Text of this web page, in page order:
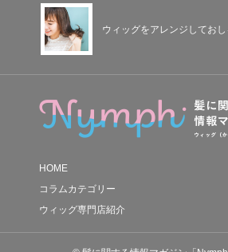
ウィッグをアレンジしておし
HOME
コラムカテゴリー
ウィッグ専門店紹介